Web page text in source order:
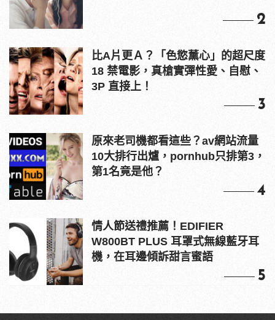
2
比A片更Ａ？「色慾薰心」的超尺度
18 禁電影，真槍實彈性愛、自慰、
3P 直接上！
3
原來老司機都看這些？av網站流量
10大排行出爐，pornhub只排第3，
第1名竟是他？
4
情人節送禮推薦！EDIFIER
W800BT PLUS 耳罩式無線藍牙耳
機，在耳邊傾訴甜言蜜語
5